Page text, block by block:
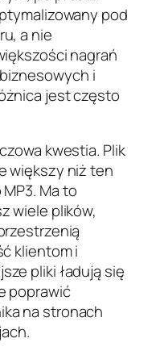
pod
a nie
nagrań
i
jest często
kwestia. Plik
większy niż ten
Ma to
wiele plików,
klientom i
pliki ładują się
poprawić
na stronach